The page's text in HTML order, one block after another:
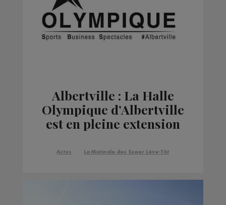
Albertville : La Halle
Olympique d’Albertville
est en pleine extension
Actus La Matinale des Super Lève-Tôt